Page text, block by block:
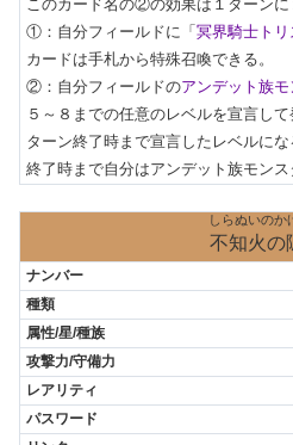
このカード名の②の効果は１ターンに
①：自分フィールドに「 冥界騎士トリ
カードは手札から特殊召喚できる。
②：自分フィールドのアンデット族
５～８までの任意のレベルを宣言し
ターン終了時まで宣言したレベルに
終了時まで自分はアンデット族モンス
しらぬいのか
不知火の